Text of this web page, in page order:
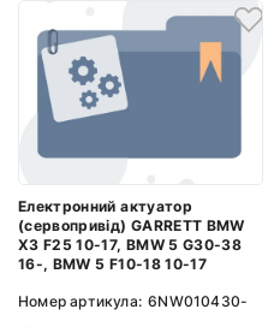
Електронний актуатор
(сервопривід) GARRETT BMW
X3 F25 10-17, BMW 5 G30-38
16-, BMW 5 F10-18 10-17
Номер артикула: 6NW010430-